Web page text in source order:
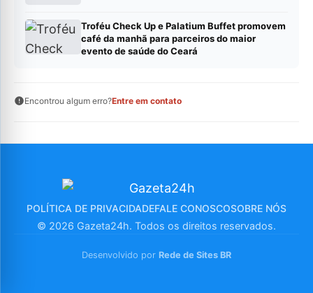
Troféu Check Up e Palatium Buffet promovem
café da manhã para parceiros do maior
evento de saúde do Ceará
Encontrou algum erro?Entre em contato
POLÍTICA DE PRIVACIDADEFALE CONOSCOSOBRE NÓS
© 2026 Gazeta24h. Todos os direitos reservados.
Desenvolvido por Rede de Sites BR